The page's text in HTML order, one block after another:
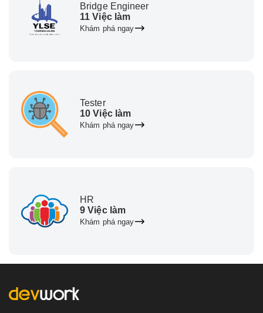
Bridge Engineer
11 Việc làm
Khám phá ngay
Tester
10 Việc làm
Khám phá ngay
HR
9 Việc làm
Khám phá ngay